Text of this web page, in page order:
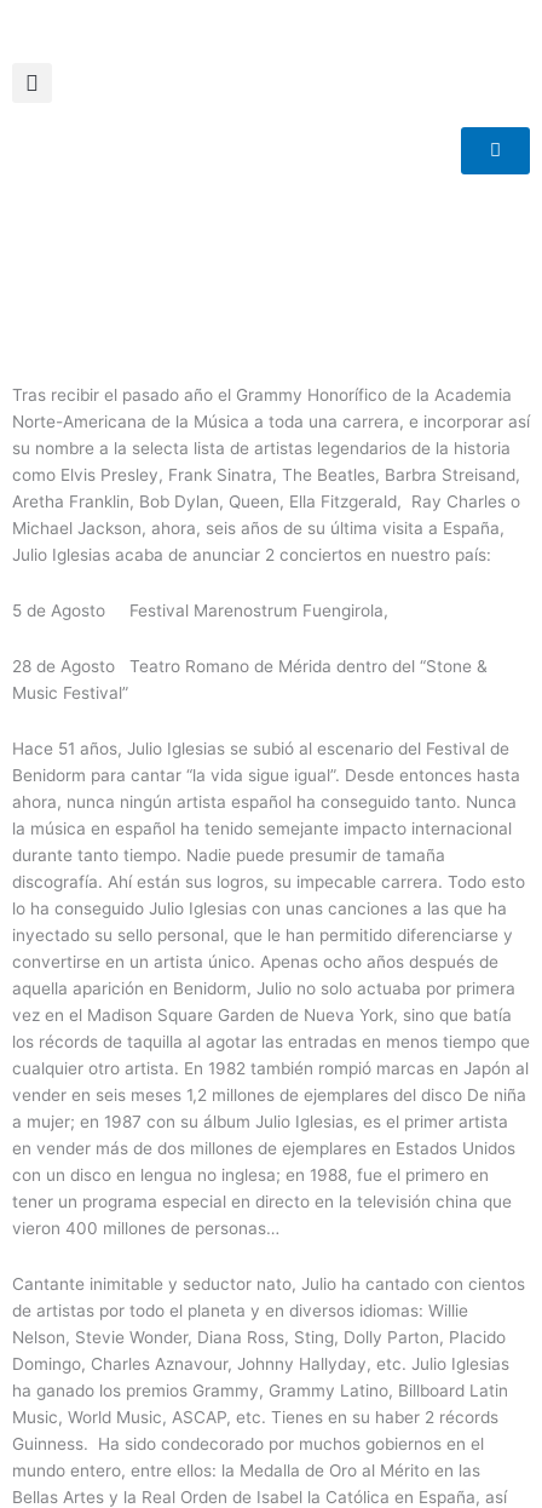
Tras recibir el pasado año el Grammy Honorífico de la Academia
Norte-Americana de la Música a toda una carrera, e incorporar así
su nombre a la selecta lista de artistas legendarios de la historia
como Elvis Presley, Frank Sinatra, The Beatles, Barbra Streisand,
Aretha Franklin, Bob Dylan, Queen, Ella Fitzgerald, Ray Charles o
Michael Jackson, ahora, seis años de su última visita a España,
Julio Iglesias acaba de anunciar 2 conciertos en nuestro país:
5 de Agosto Festival Marenostrum Fuengirola,
28 de Agosto Teatro Romano de Mérida dentro del “Stone &
Music Festival”
Hace 51 años, Julio Iglesias se subió al escenario del Festival de
Benidorm para cantar “la vida sigue igual”. Desde entonces hasta
ahora, nunca ningún artista español ha conseguido tanto. Nunca
la música en español ha tenido semejante impacto internacional
durante tanto tiempo. Nadie puede presumir de tamaña
discografía. Ahí están sus logros, su impecable carrera. Todo esto
lo ha conseguido Julio Iglesias con unas canciones a las que ha
inyectado su sello personal, que le han permitido diferenciarse y
convertirse en un artista único. Apenas ocho años después de
aquella aparición en Benidorm, Julio no solo actuaba por primera
vez en el Madison Square Garden de Nueva York, sino que batía
los récords de taquilla al agotar las entradas en menos tiempo que
cualquier otro artista. En 1982 también rompió marcas en Japón al
vender en seis meses 1,2 millones de ejemplares del disco De niña
a mujer; en 1987 con su álbum Julio Iglesias, es el primer artista
en vender más de dos millones de ejemplares en Estados Unidos
con un disco en lengua no inglesa; en 1988, fue el primero en
tener un programa especial en directo en la televisión china que
vieron 400 millones de personas…
Cantante inimitable y seductor nato, Julio ha cantado con cientos
de artistas por todo el planeta y en diversos idiomas: Willie
Nelson, Stevie Wonder, Diana Ross, Sting, Dolly Parton, Placido
Domingo, Charles Aznavour, Johnny Hallyday, etc. Julio Iglesias
ha ganado los premios Grammy, Grammy Latino, Billboard Latin
Music, World Music, ASCAP, etc. Tienes en su haber 2 récords
Guinness. Ha sido condecorado por muchos gobiernos en el
mundo entero, entre ellos: la Medalla de Oro al Mérito en las
Bellas Artes y la Real Orden de Isabel la Católica en España, así